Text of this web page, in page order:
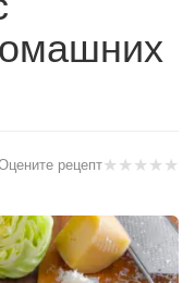
★★★★★
рецепт